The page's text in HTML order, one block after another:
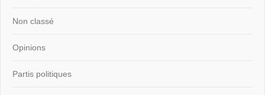
Non classé
Opinions
Partis politiques